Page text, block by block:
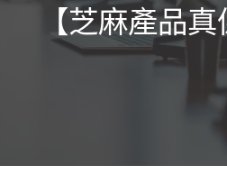
【芝麻產品